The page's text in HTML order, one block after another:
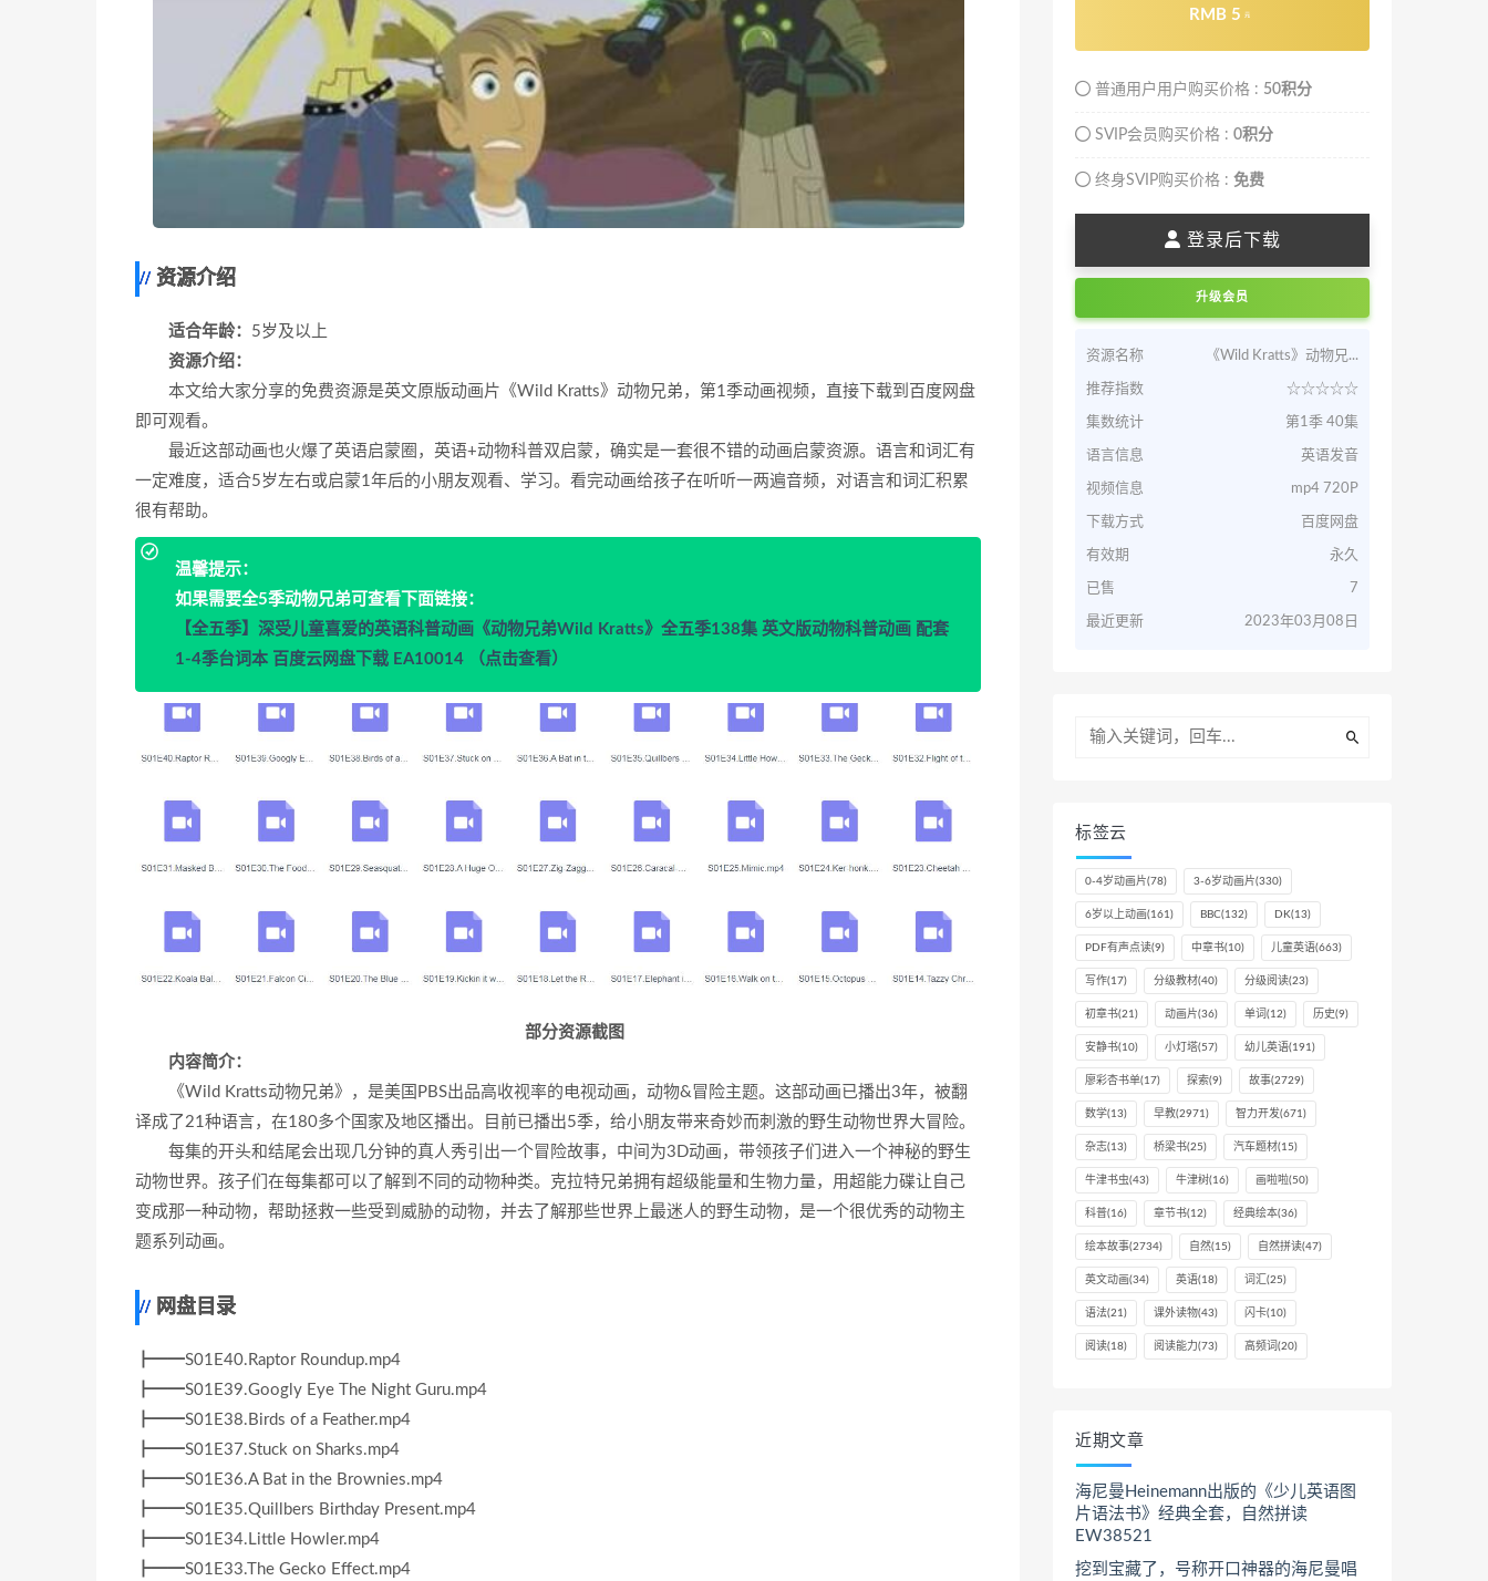
资源介绍
适合年龄： 5岁及以上
资源介绍：
本文给大家分享的免费资源是英文原版动画片《Wild Kratts》动物兄弟，第1季动画视频，直接下载到百度网盘
即可观看。
最近这部动画也火爆了英语启蒙圈，英语+动物科普双启蒙，确实是一套很不错的动画启蒙资源。语言和词汇有
一定难度，适合5岁左右或启蒙1年后的小朋友观看、学习。看完动画给孩子在听听一两遍音频，对语言和词汇积累
很有帮助。
温馨提示：
如果需要全5季动物兄弟可查看下面链接：
【全五季】深受儿童喜爱的英语科普动画《动物兄弟Wild Kratts》全五季138集 英文版动物科普动画 配套
1-4季台词本 百度云网盘下载 EA10014 （点击查看）
部分资源截图
内容简介：
《Wild Kratts动物兄弟》，是美国PBS出品高收视率的电视动画，动物&冒险主题。这部动画已播出3年，被翻
译成了21种语言，在180多个国家及地区播出。目前已播出5季，给小朋友带来奇妙而刺激的野生动物世界大冒险。
每集的开头和结尾会出现几分钟的真人秀引出一个冒险故事，中间为3D动画，带领孩子们进入一个神秘的野生
动物世界。孩子们在每集都可以了解到不同的动物种类。克拉特兄弟拥有超级能量和生物力量，用超能力碟让自己
变成那一种动物，帮助拯救一些受到威胁的动物，并去了解那些世界上最迷人的野生动物，是一个很优秀的动物主
题系列动画。
网盘目录
┣━━S01E40.Raptor Roundup.mp4
┣━━S01E39.Googly Eye The Night Guru.mp4
┣━━S01E38.Birds of a Feather.mp4
┣━━S01E37.Stuck on Sharks.mp4
┣━━S01E36.A Bat in the Brownies.mp4
┣━━S01E35.Quillbers Birthday Present.mp4
┣━━S01E34.Little Howler.mp4
┣━━S01E33.The Gecko Effect.mp4
RMB 5 元
普通用户用户购买价格 : 50积分
SVIP会员购买价格 : 0积分
终身SVIP购买价格 : 免费
登录后下载
升级会员
资源名称 《Wild Kratts》动物兄...
推荐指数 ☆☆☆☆☆
集数统计 第1季 40集
语言信息 英语发音
视频信息 mp4 720P
下载方式 百度网盘
有效期 永久
已售 7
最近更新 2023年03月08日
标签云
0-4岁动画片(78) 3-6岁动画片(330)
6岁以上动画(161) BBC(132) DK(13)
PDF有声点读(9) 中章书(10) 儿童英语(663)
写作(17) 分级教材(40) 分级阅读(23)
初章书(21) 动画片(36) 单词 (12) 历史(9)
安静书(10) 小灯塔(57) 幼儿英语(191)
廖彩杏书单(17) 探索(9) 故事(2729)
数学(13) 早教(2971) 智力开发(671)
杂志(13) 桥梁书(25) 汽车题材(15)
牛津书虫(43) 牛津树(16) 画啦啦(50)
科普(16) 章节书(12) 经典绘本(36)
绘本故事(2734) 自然(15) 自然拼读(47)
英文动画(34) 英语(18) 词汇 (25)
语法(21) 课外读物(43) 闪卡(10)
阅读(18) 阅读能力 (73) 高频词 (20)
近期文章
海尼曼Heinemann出版的《少儿英语图
片语法书》经典全套，自然拼读
EW38521
挖到宝藏了，号称开口神器的海尼曼唱